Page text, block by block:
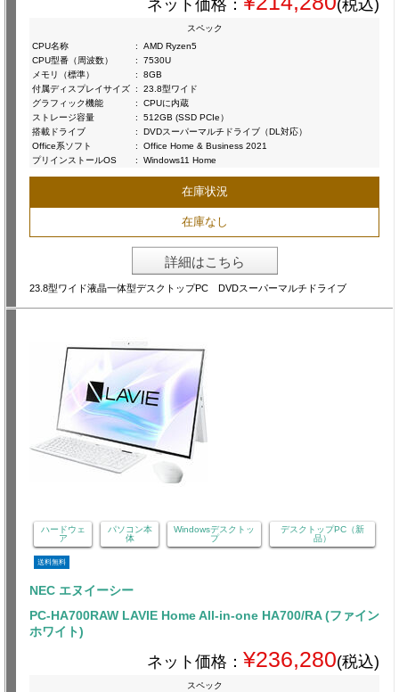
ネット価格： (税込)
スペック
CPU名称
:
AMD Ryzen5
CPU型番（周波数）
:
7530U
メモリ（標準）
:
8GB
付属ディスプレイサイズ :
23.8型ワイド
グラフィック機能
:
CPUに内蔵
ストレージ容量
:
512GB (SSD PCIe）
搭載ドライブ
:
DVDスーパーマルチドライブ（DL対応）
Office系ソフト
:
Office Home & Business 2021
プリインストールOS
: Windows11 Home
在庫状況
在庫なし
詳細はこちら
23.8型ワイド液晶一体型デスクトップPC DVDスーパーマルチドライブ
ハードウェ
ア
パソコン本
体
Windowsデスクトッ
プ
デスクトップPC（新
品）
送料無料
NEC エヌイーシー
PC-HA700RAW LAVIE Home All-in-one HA700/RA (ファイン
ホワイト)
ネット価格： ¥236,280(税込)
スペック